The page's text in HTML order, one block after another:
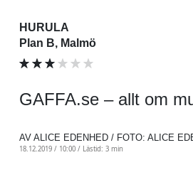
HURULA
Plan B, Malmö
GAFFA.se – allt om
AV ALICE EDENHED / FOTO: ALICE
18.12.2019 / 10:00 / Lästid: 3 min